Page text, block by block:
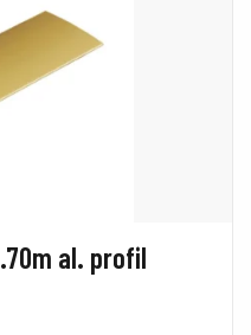
al. profil